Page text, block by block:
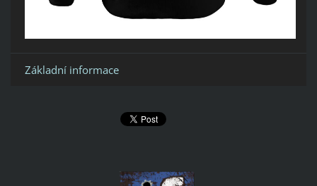
Základní informace